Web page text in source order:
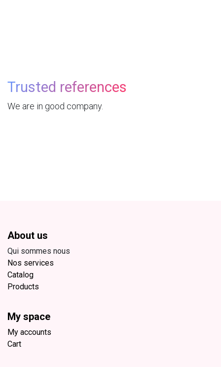
Trusted references
We are in good company.
About us
Qui sommes nous
Nos services
Catalog
Products
My space
My accounts
Cart